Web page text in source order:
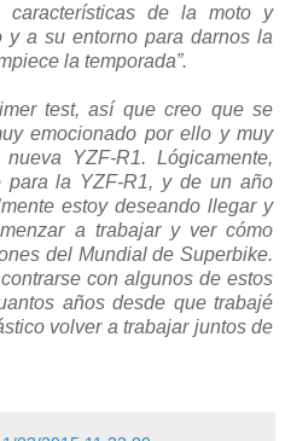
características de la moto y
y a su entorno para darnos la
la temporada”.
test, así que creo que se
emocionado por ello y muy
YZF-R1. Lógicamente,
para la YZF-R1, y de un año
estoy deseando llegar y
a trabajar y ver cómo
del Mundial de Superbike.
con algunos de estos
años desde que trabajé
volver a trabajar juntos de